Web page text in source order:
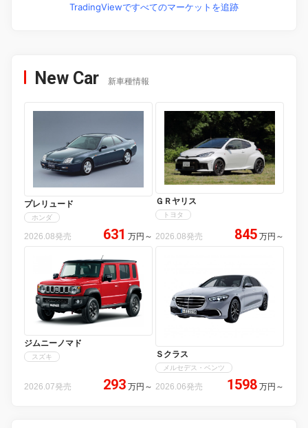
TradingViewですべてのマーケットを追跡
New Car 新車種情報
プレリュード
ホンダ
2026.08発売 631 万円 ～
ＧＲヤリス
トヨタ
2026.08発売 845 万円 ～
ジムニーノマド
スズキ
2026.07発売 293 万円 ～
Ｓクラス
メルセデス・ベンツ
2026.06発売 1598 万円 ～